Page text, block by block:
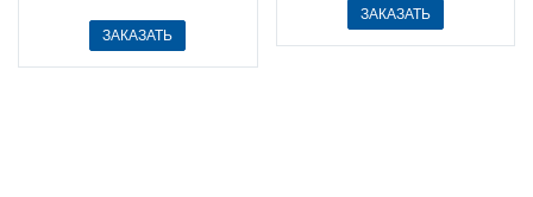
ЗАКАЗАТЬ
ЗАКАЗАТЬ